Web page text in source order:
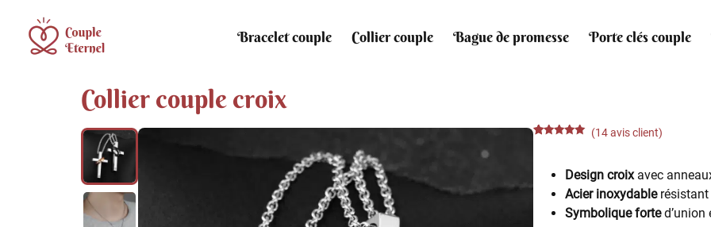
Bracelet couple Collier couple Bague de promesse Porte clés couple
Collier couple croix
notations
(14avis client)
Design croixavec
Acier inoxydablerésistant
Symbolique forted’union